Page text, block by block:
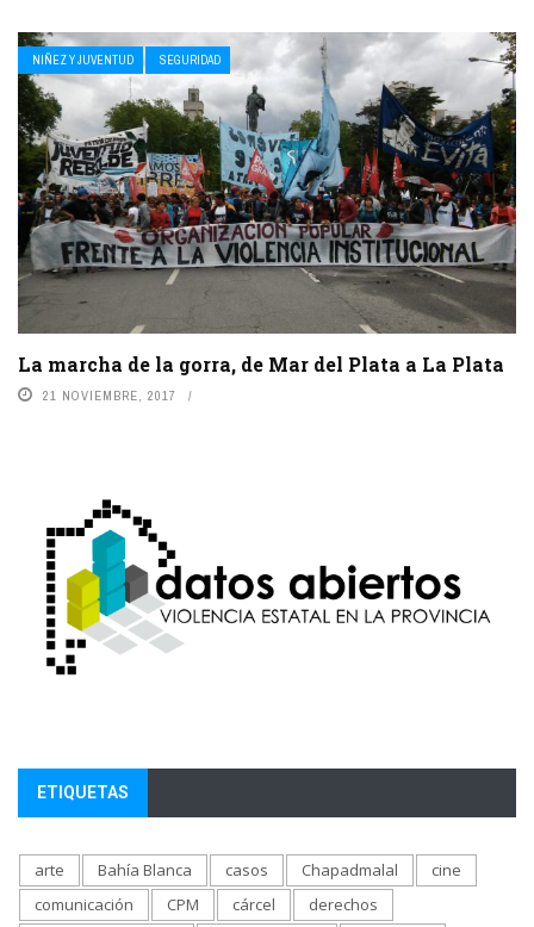
NIÑEZ Y JUVENTUD SEGURIDAD
La marcha de la gorra, de Mar del Plata a La Plata
21 NOVIEMBRE, 2017
ETIQUETAS
arte Bahía Blanca casos Chapadmalal
cine
comunicación
CPM cárcel
derechos